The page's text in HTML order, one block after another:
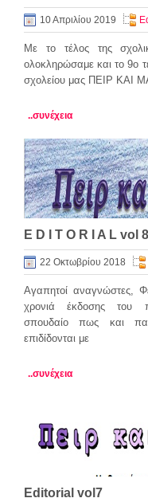
10 Απριλίου 2019
Με το τέλος της
ολοκληρώσαμε και το 9ο
σχολείου μας ΠΕΙΡ ΚΑΙ
..συνέχεια
E D I T O R I A L vol 8
22 Οκτωβρίου 2018
Αγαπητοί αναγνώστες,
χρονιά έκδοσης του
σπουδαίο πως και
επιδίδονται με
..συνέχεια
Editorial vol7